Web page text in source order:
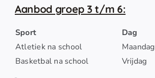
Aanbod groep 3 t/m 6:
Sport Dag
Atletiek na school
Maandag
Basketbal na school
Vrijdag